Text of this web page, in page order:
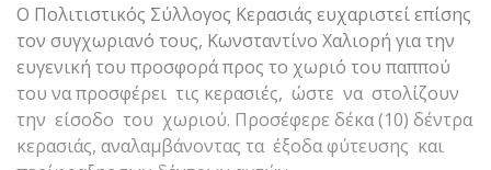
Ο Πολιτιστικός Σύλλογος Κερασιάς ευχαριστεί επίσης
τον συγχωριανό τους, Κωνσταντίνο Χαλιορή για την
ευγενική του προσφορά προς το χωριό του παππού
του να προσφέρει τις κερασιές, ώστε να στολίζουν
την είσοδο του χωριού. Προσέφερε δέκα (10) δέντρα
κερασιάς, αναλαμβάνοντας τα έξοδα φύτευσης και